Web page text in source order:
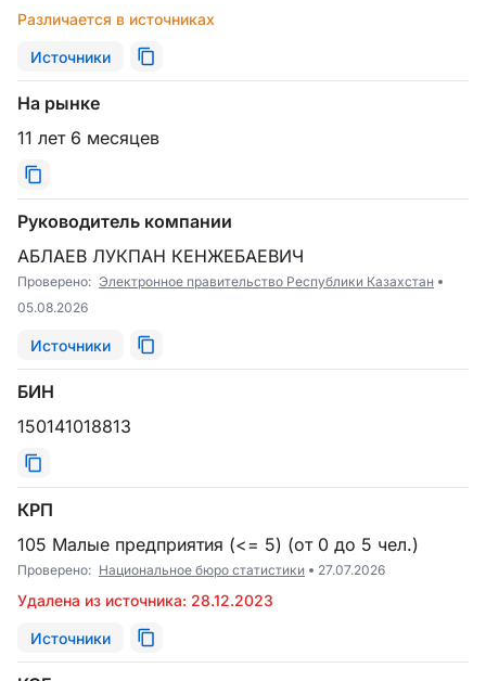
Различается в источниках
Источники
На рынке
11 лет 6 месяцев
Руководитель компании
АБЛАЕВ ЛУКПАН КЕНЖЕБАЕВИЧ
Проверено: Электронное правительство Республики Казахстан
05.08.2026
Источники
БИН
150141018813
КРП
105 Малые предприятия (<= 5) (от 0 до 5 чел.)
Проверено: Национальное бюро статистики 27.07.2026
Удалена из источника: 28.12.2023
Источники